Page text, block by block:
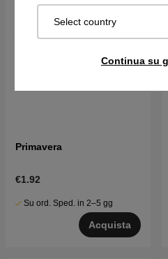
Select country
Continua su
Primavera
€1.92
Su ord. Sped. in 2–5 gg
Acquista